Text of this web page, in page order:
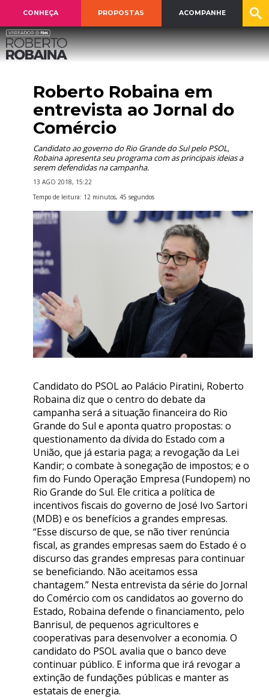
CONHEÇA PROPOSTAS ACOMPANHE
Roberto Robaina em
entrevista ao Jornal do
Comércio
Candidato ao governo do Rio Grande do Sul pelo PSOL,
Robaina apresenta seu programa com as principais ideias a
serem defendidas na campanha.
13 AGO 2018, 15:22
Tempo de leitura: 12 minutos, 45 segundos
Candidato do PSOL ao Palácio Piratini, Roberto
Robaina diz que o centro do debate da
campanha será a situação financeira do Rio
Grande do Sul e aponta quatro propostas: o
questionamento da dívida do Estado com a
União, que já estaria paga; a revogação da Lei
Kandir; o combate à sonegação de impostos; e o
fim do Fundo Operação Empresa (Fundopem) no
Rio Grande do Sul. Ele critica a política de
incentivos fiscais do governo de José Ivo Sartori
(MDB) e os benefícios a grandes empresas.
“Esse discurso de que, se não tiver renúncia
fiscal, as grandes empresas saem do Estado é o
discurso das grandes empresas para continuar
se beneficiando. Não aceitamos essa
chantagem.” Nesta entrevista da série do Jornal
do Comércio com os candidatos ao governo do
Estado, Robaina defende o financiamento, pelo
Banrisul, de pequenos agricultores e
cooperativas para desenvolver a economia. O
candidato do PSOL avalia que o banco deve
continuar público. E informa que irá revogar a
extinção de fundações públicas e manter as
estatais de energia.